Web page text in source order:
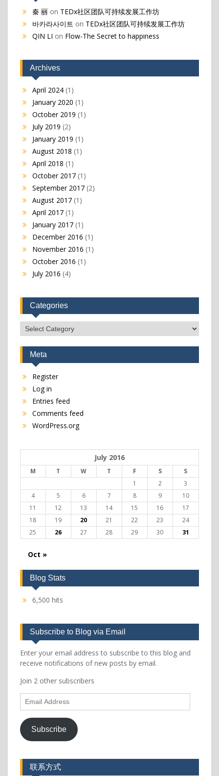
秦 丽on TEDx社区团队可持续发展工作坊
바카라사이트 on TEDx社区团队可持续发展工作坊
QIN LI on Flow-The Secret to happiness
Archives
April 2024(1)
January 2020 (1)
October 2019 (1)
July 2019 (2)
January 2019 (1)
August 2018 (1)
April 2018 (1)
October 2017(1)
September 2017(2)
August 2017(1)
April 2017(1)
January 2017(1)
December 2016 (1)
November 2016 (1)
October 2016 (1)
July 2016 (4)
Categories
Categories
Meta
Register
Log in
Entries feed
Comments feed
WordPress.org
July 2016
M T W T F S
S
1
2
3
4
5 6 7 8 9
10
11
12 13 14 15 16
17
18
19 20 21 22 23
24
25
26 27 28 29 30 31
Oct »
Blog Stats
6,500 hits
Subscribe to Blog via Email
Enter your email address to subscribe to this blog and
receive notifications of new posts by email.
Join 2 other subscribers
Email
Address
Subscribe
联系方式